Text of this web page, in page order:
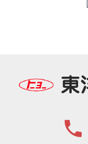
phone